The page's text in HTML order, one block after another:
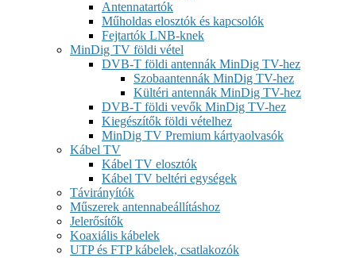
Antennatartók
Műholdas elosztók és kapcsolók
Fejtartók LNB-knek
MinDig TV földi vétel
DVB-T földi antennák MinDig TV-hez
Szobaantennák MinDig TV-hez
Kültéri antennák MinDig TV-hez
DVB-T földi vevők MinDig TV-hez
Kiegészítők földi vételhez
MinDig TV Premium kártyaolvasók
Kábel TV
Kábel TV elosztók
Kábel TV beltéri egységek
Távirányítók
Műszerek antennabeállításhoz
Jelerősítők
Koaxiális kábelek
UTP és FTP kábelek, csatlakozók